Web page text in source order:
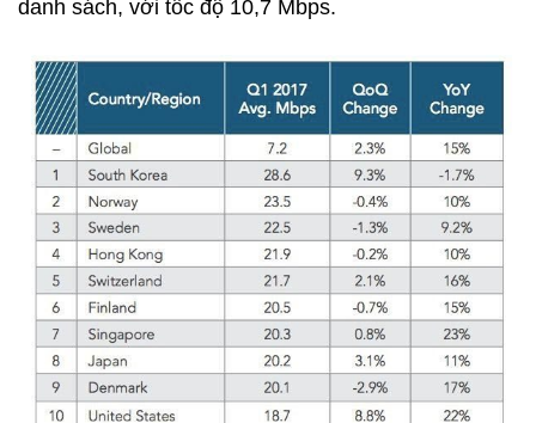
danh sách, với tốc độ 10,7 Mbps.